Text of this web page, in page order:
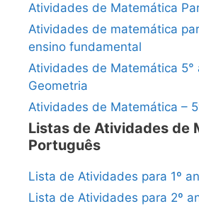
Atividades de Matemática
Atividades de matemática
ensino fundamental
Atividades de Matemática 5°
Geometria
Atividades de Matemática –
Listas de Atividades de
Português
Lista de Atividades para 1º
Lista de Atividades para 2º